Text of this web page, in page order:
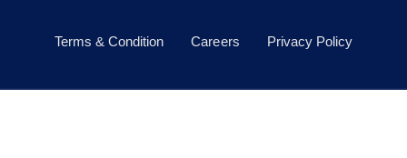
Terms & Condition Careers Privacy Policy